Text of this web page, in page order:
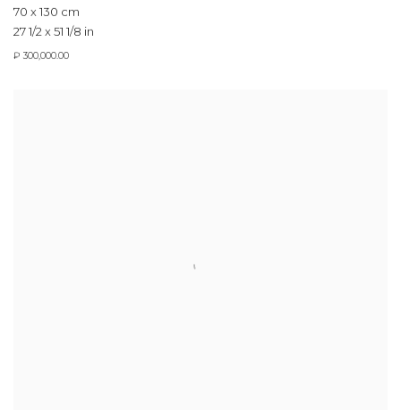
70 x 130 cm
27 1/2 x 51 1/8 in
₽ 300,000.00